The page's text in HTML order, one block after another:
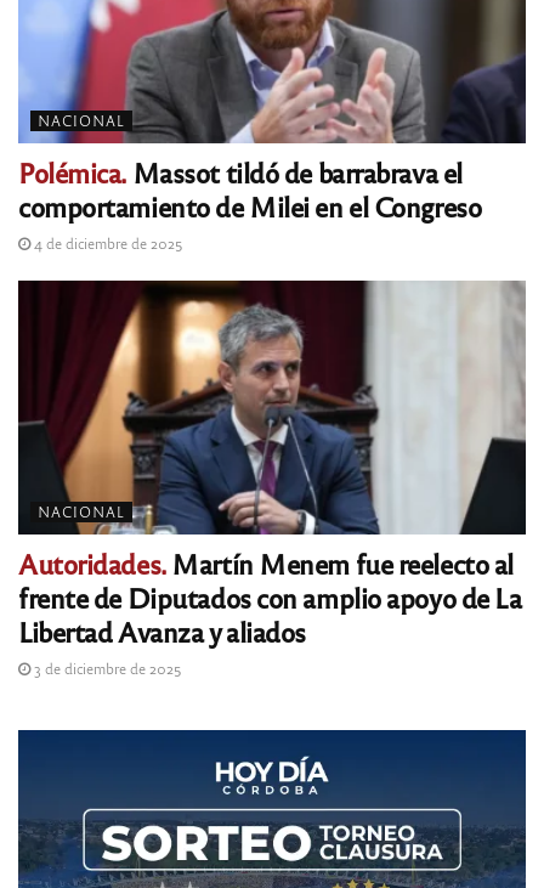
NACIONAL
Polémica. Massot tildó de barrabrava el
comportamiento de Milei en el Congreso
4 de diciembre de 2025
NACIONAL
Autoridades.Martín Menem fue reelecto al
frente de Diputados con amplio apoyo de La
Libertad Avanza y aliados
3 de diciembre de 2025